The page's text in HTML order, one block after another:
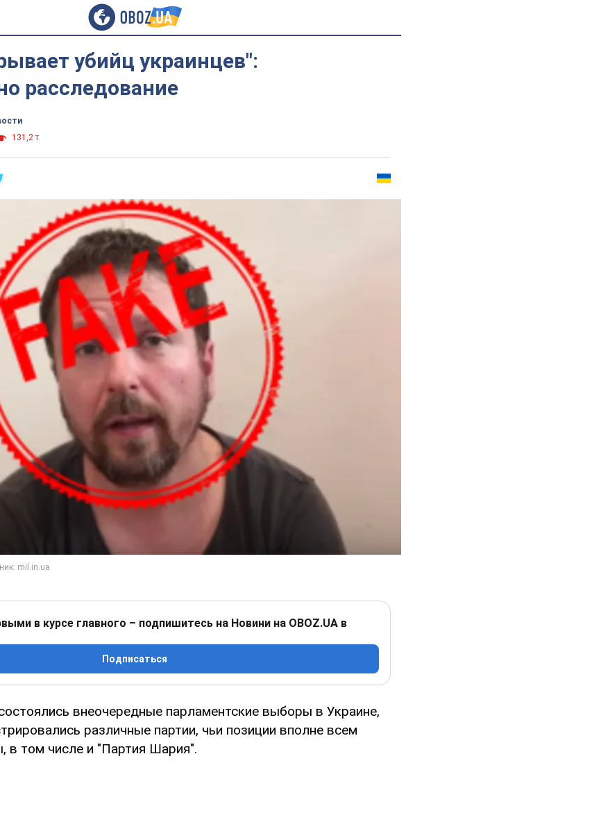
убийц украинцев":
расследование
131,2 т.
в курсе главного – подпишитесь на Новини на OBOZ.UA в
Подписаться
внеочередные парламентские выборы в Украине,
различные партии, чьи позиции вполне всем
в том числе и "Партия Шария".